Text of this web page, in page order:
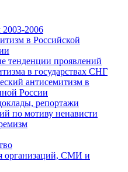
2006
в Российской
тенденции проявлений
в государствах СНГ
антисемитизм в
России
репортажи
по мотиву ненависти
организаций, СМИ и